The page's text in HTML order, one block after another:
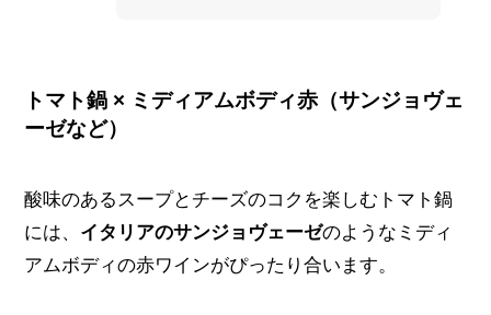
トマト鍋 × ミディアムボディ赤（サンジョヴェ
ーゼなど）
酸味のあるスープとチーズのコクを楽しむトマト鍋
には、 イタリアのサンジョヴェーゼのようなミディ
アムボディの赤ワインがぴったり合います。